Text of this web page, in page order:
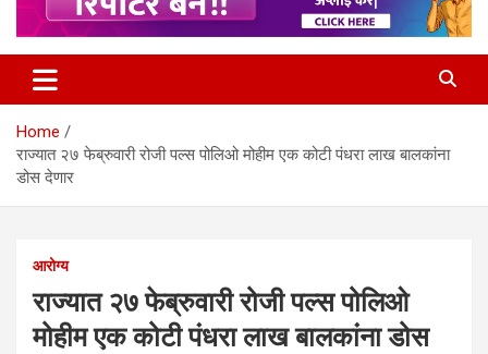
Home
राज्यात २७ फेब्रुवारी रोजी पल्स पोलिओ मोहीम एक कोटी पंधरा लाख बालकांना
डोस देणार
आरोग्य
राज्यात २७ फेब्रुवारी रोजी पल्स पोलिओ
मोहीम एक कोटी पंधरा लाख बालकांना डोस